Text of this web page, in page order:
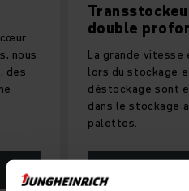
double
La grande vitesse
lors du stockage
déstockage sont
dans le stockage
palettes.
nous
des